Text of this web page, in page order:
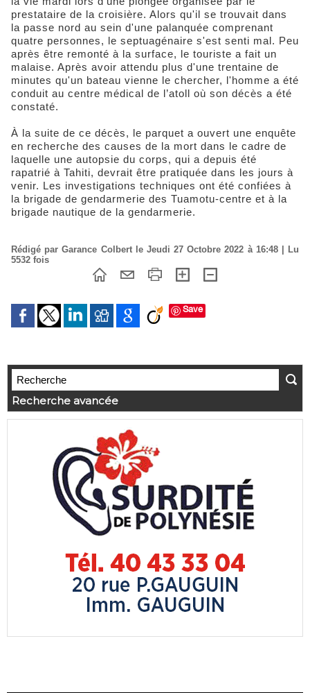
prestataire de la croisière. Alors qu'il se trouvait dans
la passe nord au sein d'une palanquée comprenant
quatre personnes, le septuagénaire s'est senti mal. Peu
après être remonté à la surface, le touriste a fait un
malaise. Après avoir attendu plus d'une trentaine de
minutes qu'un bateau vienne le chercher, l'homme a été
conduit au centre médical de l’atoll où son décès a été
constaté.
À la suite de ce décès, le parquet a ouvert une enquête
en recherche des causes de la mort dans le cadre de
laquelle une autopsie du corps, qui a depuis été
rapatrié à Tahiti, devrait être pratiquée dans les jours à
venir. Les investigations techniques ont été confiées à
la brigade de gendarmerie des Tuamotu-centre et à la
brigade nautique de la gendarmerie.
Rédigé par Garance Colbert le Jeudi 27 Octobre 2022 à 16:48 | Lu
5532 fois
Save
Recherche avancée